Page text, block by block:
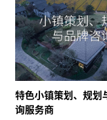
特色小镇策划、规划
询服务商